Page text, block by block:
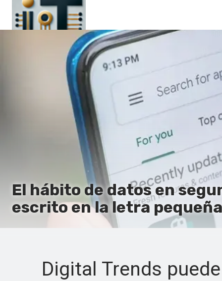
El hábito de datos en
escrito en la letra
Digital Trends puede